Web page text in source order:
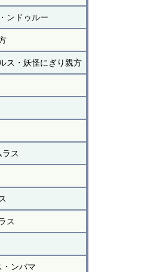
ンドゥルー
ス・妖怪にぎり親方
ス
ス
ンバマ